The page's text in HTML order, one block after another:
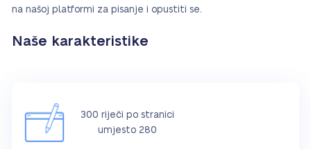
na našoj platformi za pisanje i opustiti se.
Naše karakteristike
300 riječi po stranici
umjesto 280